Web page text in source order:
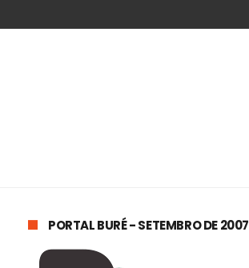
PORTAL BURÉ - SETEMBRO DE 2007